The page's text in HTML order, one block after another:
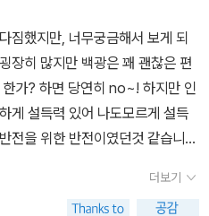
짐했지만, 너무궁금해서 보게 되
가? 하면 당연히 no~! 하지만 인
게 설득력 있어 나도모르게 설득
전을 위한 반전이였던것 같습니
더보기